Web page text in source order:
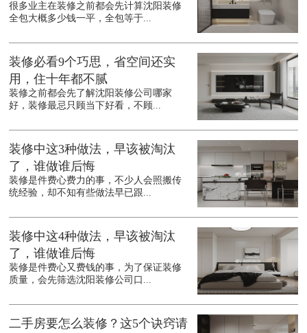
很多业主在装修之前都会先计算沈阳装修
全包大概多少钱一平，全包等于...
装修必看9个巧思，省空间还实
用，住十年都不腻
装修之前都会先了解沈阳装修公司哪家
好，装修最忌只顾当下好看，不顾...
装修中这3种做法，早该被淘汰
了，谁做谁后悔
装修是件费心费力的事，不少人会照搬传
统经验，却不知有些做法早已跟...
装修中这4种做法，早该被淘汰
了，谁做谁后悔
装修是件费心又费钱的事，为了保证装修
质量，会先筛选沈阳装修公司口...
二手房要怎么装修？这5个诀窍请